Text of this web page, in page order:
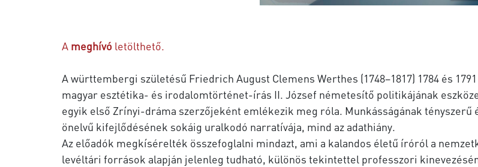
A meghívó letölthető.
A württembergi születésű Friedrich August Clemens Werthes (1748–1817) 1784 és
magyar esztétika- és irodalomtörténet-írás II. József németesítő politikájának
egyik első Zrínyi-dráma szerzőjeként emlékezik meg róla. Munkásságának
önelvű kifejlődésének sokáig uralkodó narratívája, mind az adathiány.
Az előadók megkísérelték összefoglalni mindazt, ami a kalandos életű íróról a
levéltári források alapján jelenleg tudható, különös tekintettel professzori